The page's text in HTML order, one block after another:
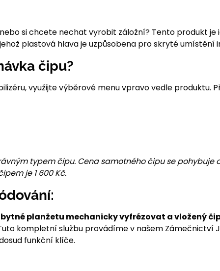
si chcete nechat vyrobit záložní? Tento produkt je
plastová hlava je uzpůsobena pro skryté umístění
čipu?
využijte výběrové menu vpravo vedle produktu.
typem čipu. Cena samotného čipu se pohybuje
je 1 600 Kč.
planžetu mechanicky vyfrézovat a vložený
kompletní službu provádíme v našem Zámečnictví
funkční klíče.